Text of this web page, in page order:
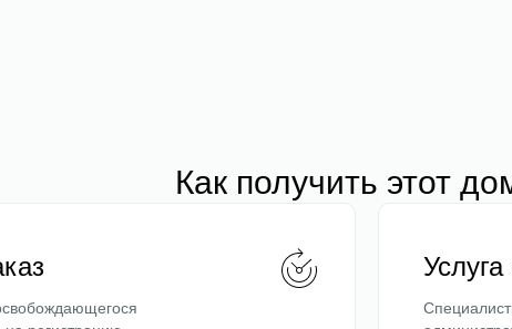
Как получить этот